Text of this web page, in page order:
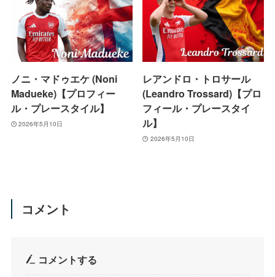
ノニ・マドゥエケ (Noni
Madueke)【プロフィー
ル・プレースタイル】
2026年5月10日
レアンドロ・トロサール
(Leandro Trossard)【プロ
フィール・プレースタイ
ル】
2026年5月10日
コメント
コメントする